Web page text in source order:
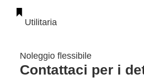
Utilitaria
Noleggio flessibile
Contattaci per i